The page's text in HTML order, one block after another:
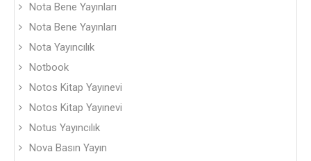
Nota Bene Yayınları
Nota Bene Yayınları
Nota Yayıncılık
Notbook
Notos Kitap Yayınevi
Notos Kitap Yayınevi
Notus Yayıncılık
Nova Basın Yayın